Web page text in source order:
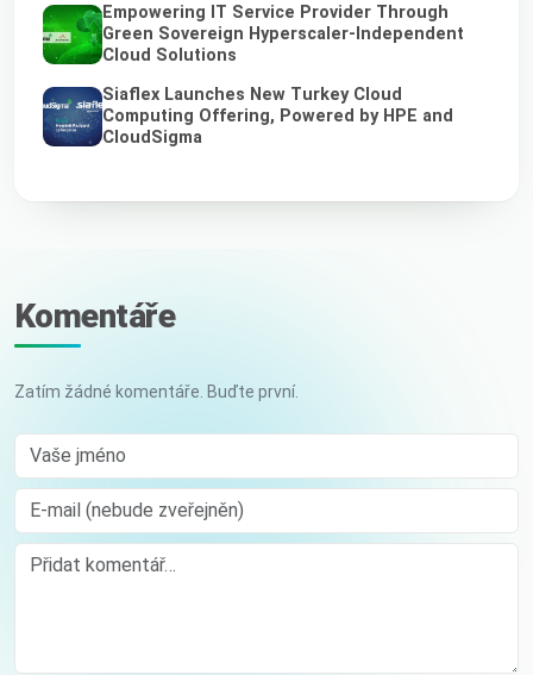
Empowering IT Service Provider Through
Green Sovereign Hyperscaler-Independent
Cloud Solutions
Siaflex Launches New Turkey Cloud
Computing Offering, Powered by HPE and
CloudSigma
Komentáře
Zatím žádné komentáře. Buďte první.
Vaše jméno
E-mail (nebude zveřejněn)
Comment